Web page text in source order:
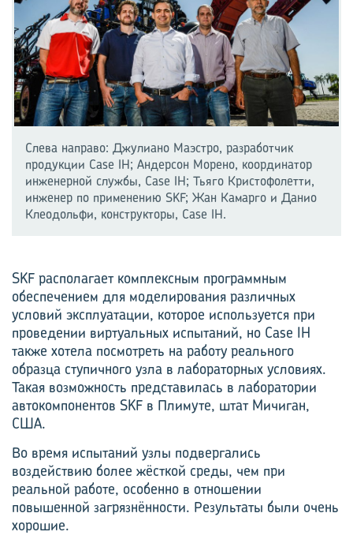
Слева направо: Джулиано Маэстро, разработчик
продукции Case IH; Андерсон Морено, координатор
инженерной службы, Case IH; Тьяго Кристофолетти,
инженер по применению SKF; Жан Камарго и Данио
Клеодольфи, конструкторы, Case IH.
SKF располагает комплексным программным
обеспечением для моделирования различных
условий эксплуатации, которое используется при
проведении виртуальных испытаний, но Case IH
также хотела посмотреть на работу реального
образца ступичного узла в лабораторных условиях.
Такая возможность представилась в лаборатории
автокомпонентов SKF в Плимуте, штат Мичиган,
США.
Во время испытаний узлы подвергались
воздействию более жёсткой среды, чем при
реальной работе, особенно в отношении
повышенной загрязнённости. Результаты были очень
хорошие.